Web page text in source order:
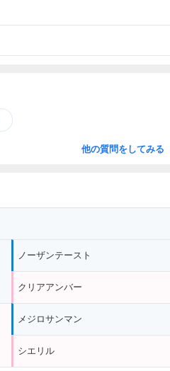
他の質問をしてみる
ノーザンテースト
クリアアンバー
メジロサンマン
シエリル